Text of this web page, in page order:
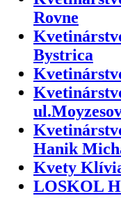
Rovne
Bystrica
Hanik
Kvety
LOSKOL